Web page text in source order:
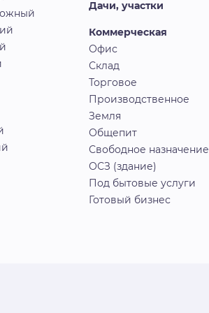
Дачи, участки
Коммерческая
Офис
Склад
Торговое
Производственное
Земля
Общепит
Свободное назначение
ОСЗ (здание)
Под бытовые услуги
Готовый бизнес